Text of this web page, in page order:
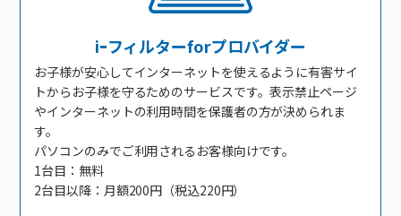
iｰフィルターforプロバイダー
お子様が安心してインターネットを使えるように有害サイ
トからお子様を守るためのサービスです。表示禁止ページ
やインターネットの利用時間を保護者の方が決められま
す。
パソコンのみでご利用されるお客様向けです。
1台目：無料
2台目以降：月額200円（税込220円）